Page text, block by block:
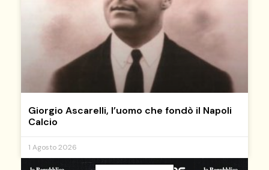
Giorgio Ascarelli, l’uomo che fondò il Napoli
Calcio
1 Agosto 2026